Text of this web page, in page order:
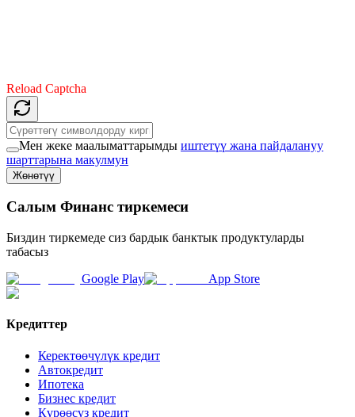
Reload Captcha
Мен жеке маалыматтарымды иштетүү жана пайдалануу
шарттарына макулмун
Жөнөтүү
Салым Финанс тиркемеси
Биздин тиркемеде сиз бардык банктык продуктуларды
табасыз
Google Play
App Store
Кредиттер
Керектөөчүлүк кредит
Автокредит
Ипотека
Бизнес кредит
Күрөөсүз кредит